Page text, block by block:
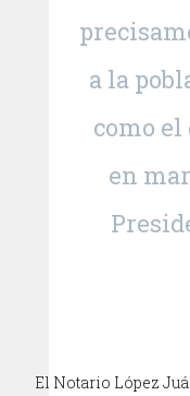
a la
como
en
El Notario López